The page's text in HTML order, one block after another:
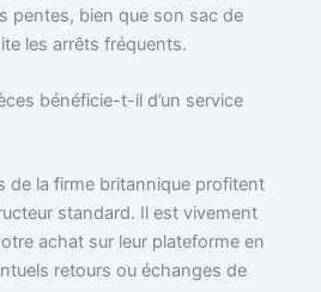
pentes, bien que son sac de
les arrêts fréquents.
bénéficie-t-il d’un service
de la firme britannique profitent
standard. Il est vivement
achat sur leur plateforme en
retours ou échanges de